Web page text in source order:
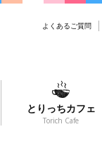
よくあるご質問
とりっちカフェ
Torich Cafe